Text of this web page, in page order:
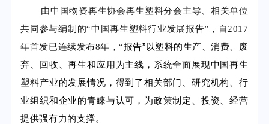
由中国物资再生协会再生塑料分会主导、相关单位
共同参与编制的“中国再生塑料行业发展报告”，自2017
年首发已连续发布8年，“报告”以塑料的生产、消费、废
弃、回收、再生和应用为主线，系统全面展现中国再生
塑料产业的发展情况，得到了相关部门、研究机构、行
业组织和企业的青睐与认可，为政策制定、投资、经营
提供强有力的支撑。